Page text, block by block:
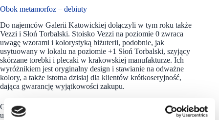
Obok metamorfoz – debiuty
Do najemców Galerii Katowickiej dołączyli w tym roku także
Vezzi i Słoń Torbalski. Stoisko Vezzi na poziomie 0 zwraca
uwagę wzorami i kolorystyką biżuterii, podobnie, jak
usytuowany w lokalu na poziomie +1 Słoń Torbalski, szyjący
skórzane torebki i plecaki w krakowskiej manufakturze. Ich
wyróżnikiem jest oryginalny design i stawianie na odważne
kolory, a także istotna dzisiaj dla klientów krótkoseryjność,
dająca gwarancję wyjątkowości zakupu.
Galeria Katowicka mieści się w ścisłym centrum Katowic i jest
unikalnym kompleksem komunikacyjno-komercyjnym.